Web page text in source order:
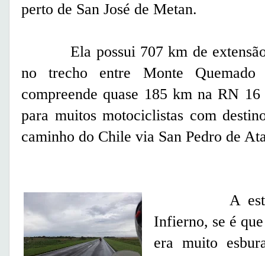
perto de San José de Metan.
Ela possui 707 km de extensão
no trecho entre Monte
compreende quase 185 km na RN
para muitos motociclistas com
caminho do Chile via San Pedro de
A estrada
Infierno, se é
era muito